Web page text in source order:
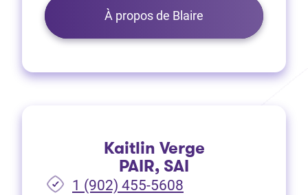
À propos de Blaire
Kaitlin Verge
PAIR, SAI
1 (902) 455-5608